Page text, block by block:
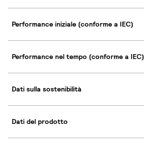
Performance iniziale (conforme a IEC)
Performance nel tempo (conforme a IEC)
Dati sulla sostenibilità
Dati del prodotto